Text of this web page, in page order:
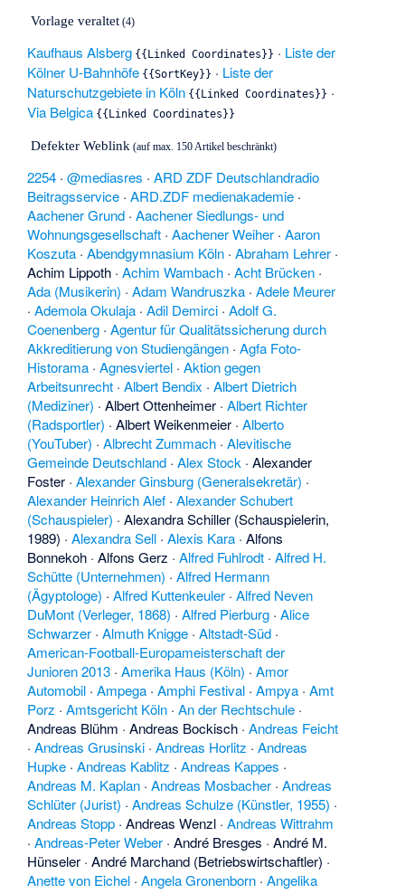
Vorlage veraltet (4)
Kaufhaus Alsberg {{ Linked Coordinates }} · Liste der
Kölner U-Bahnhöfe {{SortKey}} · Liste der
Naturschutzgebiete in Köln {{ Linked Coordinates }} ·
Via Belgica {{ Linked Coordinates }}
Defekter Weblink (auf max. 150 Artikel beschränkt)
2254 ·@mediasres ·ARD ZDF Deutschlandradio
Beitragsservice ·ARD.ZDF medienakademie ·
Aachener Grund ·Aachener Siedlungs- und
Wohnungsgesellschaft ·Aachener Weiher ·Aaron
Koszuta ·Abendgymnasium Köln ·Abraham Lehrer ·
Achim Lippoth ·Achim Wambach ·Acht Brücken ·
Ada (Musikerin) ·Adam Wandruszka ·Adele Meurer
·Ademola Okulaja ·Adil Demirci ·Adolf G.
Coenenberg ·Agentur für Qualitätssicherung durch
Akkreditierung von Studiengängen ·Agfa Foto-
Historama ·Agnesviertel ·Aktion gegen
Arbeitsunrecht ·Albert Bendix ·Albert Dietrich
(Mediziner) ·Albert Ottenheimer ·Albert Richter
(Radsportler) ·Albert Weikenmeier ·Alberto
(YouTuber) ·Albrecht Zummach ·Alevitische
Gemeinde Deutschland ·Alex Stock ·Alexander
Foster ·Alexander Ginsburg (Generalsekretär) ·
Alexander Heinrich Alef ·Alexander Schubert
(Schauspieler) ·Alexandra Schiller (Schauspielerin,
1989) ·Alexandra Sell ·Alexis Kara ·Alfons
Bonnekoh ·Alfons Gerz ·Alfred Fuhlrodt ·Alfred H.
Schütte (Unternehmen) ·Alfred Hermann
(Ägyptologe) ·Alfred Kuttenkeuler ·Alfred Neven
DuMont (Verleger, 1868) ·Alfred Pierburg ·Alice
Schwarzer ·Almuth Knigge ·Altstadt-Süd ·
American-Football-Europameisterschaft der
Junioren 2013 ·Amerika Haus (Köln) ·Amor
Automobil ·Ampega ·Amphi Festival ·Ampya ·Amt
Porz ·Amtsgericht Köln ·An der Rechtschule ·
Andreas Blühm ·Andreas Bockisch ·Andreas Feicht
·Andreas Grusinski ·Andreas Horlitz ·Andreas
Hupke ·Andreas Kablitz ·Andreas Kappes ·
Andreas M. Kaplan ·Andreas Mosbacher ·Andreas
Schlüter (Jurist) ·Andreas Schulze (Künstler, 1955) ·
Andreas Stopp ·Andreas Wenzl ·Andreas Wittrahm
·Andreas-Peter Weber ·André Bresges ·André M.
Hünseler ·André Marchand (Betriebswirtschaftler) ·
Anette von Eichel ·Angela Gronenborn ·Angelika